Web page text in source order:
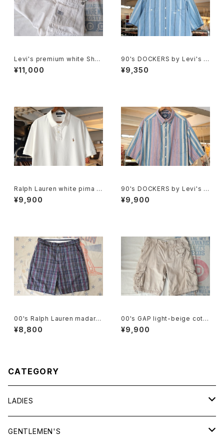
Levi's premium white Shor
talls
¥11,000
90's DOCKERS by Levi's m
ulti-stripe chambray Shirt
¥9,350
Ralph Lauren white pima c
otton polo Shirt
¥9,900
90's DOCKERS by Levi's m
ulti-stripe and botanical S
hirt
¥9,900
00's Ralph Lauren madara
s plaid cotton Shorts
¥8,800
00's GAP light-beige cotto
n-twill cargo Shorts
¥9,900
CATEGORY
LADIES
TOPS
GENTLEMEN'S